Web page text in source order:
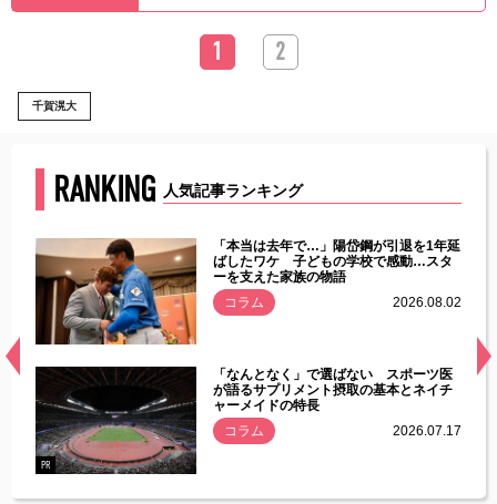
1 2
千賀滉大
RANKING 人気記事ランキング
常
「本当は去年で…」陽岱鋼が引退を1年延
ばしたワケ 子どもの学校で感動…スタ
ーを支えた家族の物語
コラム
2026.08.02
PR
「なんとなく」で選ばない スポーツ医
が語るサプリメント摂取の基本とネイチ
ャーメイドの特長
コラム
2026.07.17